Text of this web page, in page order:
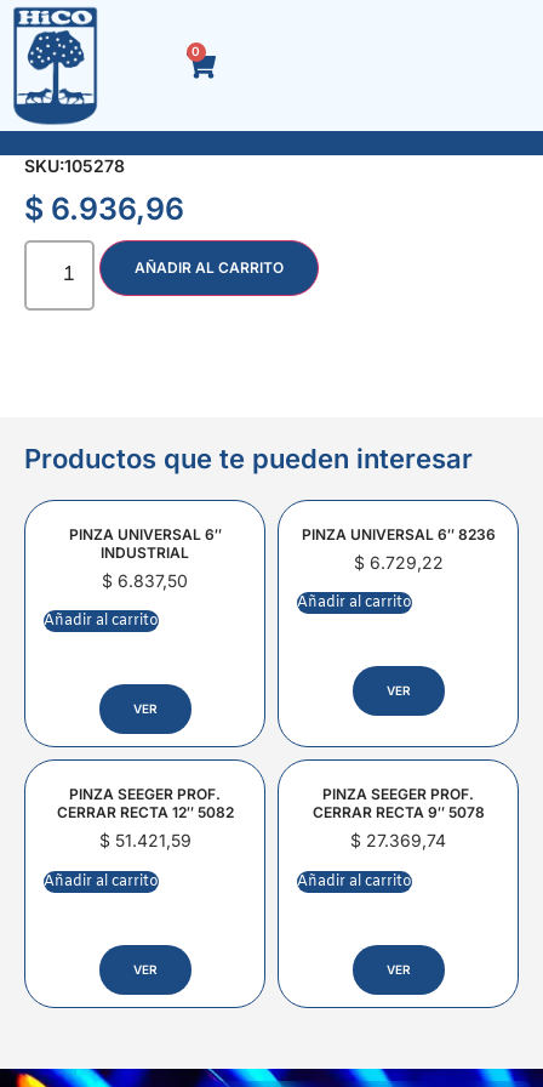
0
LLAVE T HEXAG. 11 mm. L 300 mm. 6641
SKU:105278
$ 6.936,96
AÑADIR AL CARRITO
Productos que te pueden interesar
PINZA UNIVERSAL 6″
INDUSTRIAL
$ 6.837,50
Añadir al carrito
VER
PINZA UNIVERSAL 6″ 8236
$6.729,22
Añadir al carrito
VER
PINZA SEEGER PROF.
CERRAR RECTA 12″ 5082
$51.421,59
Añadir al carrito
VER
PINZA SEEGER PROF.
CERRAR RECTA 9″ 5078
$ 27.369,74
Añadir al carrito
VER